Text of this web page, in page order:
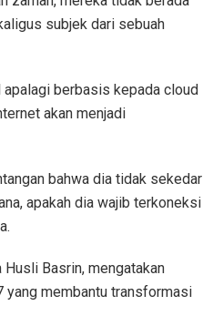
subjek dari sebuah
apalagi berbasis kepada cloud
akan menjadi
bahwa dia tidak sekedar
apakah dia wajib terkoneksi
Basrin, mengatakan
yang membantu transformasi